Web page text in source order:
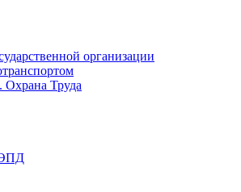
организации
Охрана Труда
ЭПД